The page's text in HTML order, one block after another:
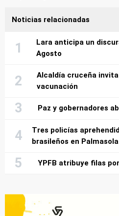
Noticias relacionadas
Lara anticipa un
Agosto
Alcaldía cruceña
vacunación
Paz y gobernadores
Tres policías
brasileños en Palmasola
YPFB atribuye filas